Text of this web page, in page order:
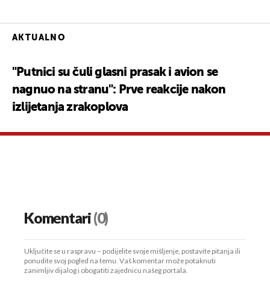
AKTUALNO
"Putnici su čuli glasni prasak i avion se
nagnuo na stranu": Prve reakcije nakon
izlijetanja zrakoplova
Komentari(0)
Uključite se u raspravu – podijelite svoje mišljenje, postavite pitanja ili
ponudite svoj pogled na temu. Vaš komentar može potaknuti
zanimljiv dijalog i obogatiti zajednicu našeg portala.